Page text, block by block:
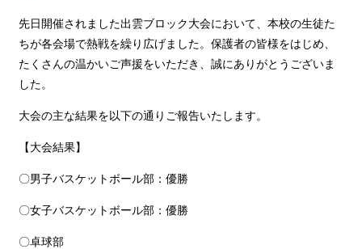
先日開催されました出雲ブロック大会において、本校の生徒た
ちが各会場で熱戦を繰り広げました。保護者の皆様をはじめ、
たくさんの温かいご声援をいただき、誠にありがとうございま
した。
大会の主な結果を以下の通りご報告いたします。
【大会結果】
〇男子バスケットボール部：優勝
〇女子バスケットボール部：優勝
〇卓球部